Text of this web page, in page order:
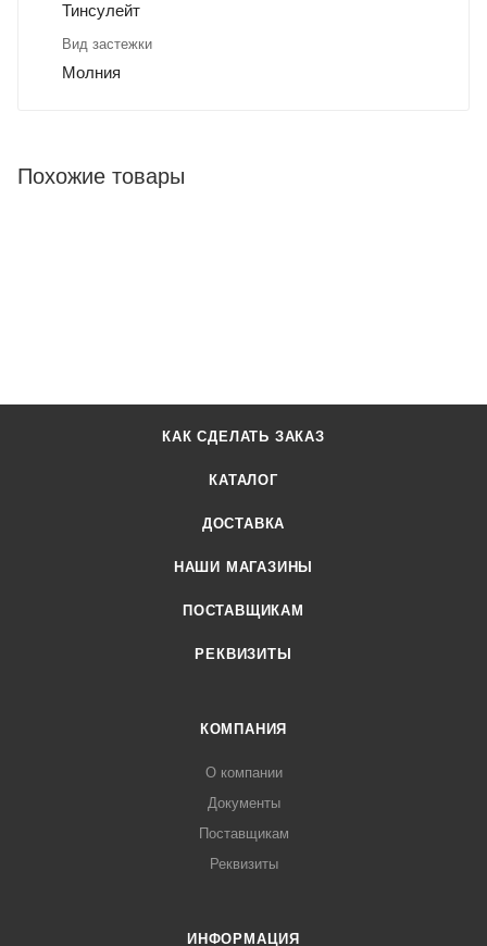
Тинсулейт
Вид застежки
Молния
Похожие товары
КАК СДЕЛАТЬ ЗАКАЗ
КАТАЛОГ
ДОСТАВКА
НАШИ МАГАЗИНЫ
ПОСТАВЩИКАМ
РЕКВИЗИТЫ
КОМПАНИЯ
О компании
Документы
Поставщикам
Реквизиты
ИНФОРМАЦИЯ